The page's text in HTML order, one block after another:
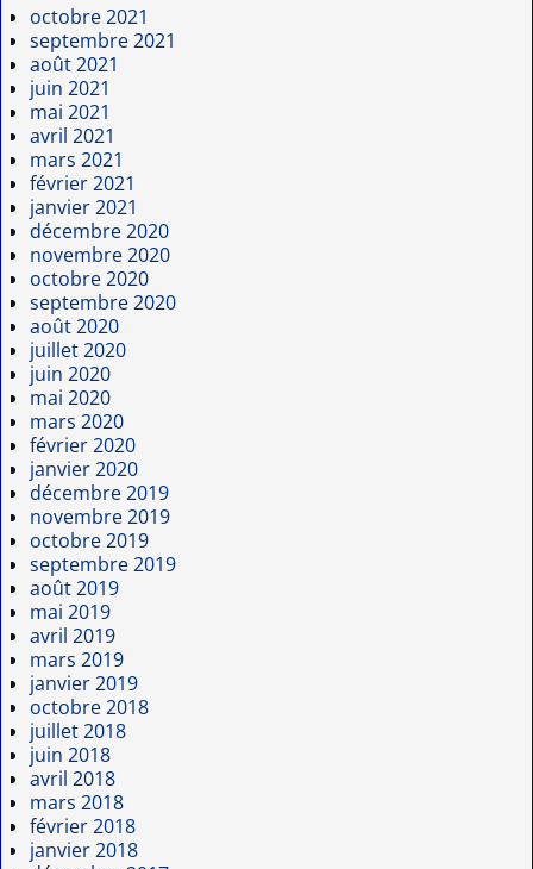
octobre 2021
septembre 2021
août 2021
juin 2021
mai 2021
avril 2021
mars 2021
février 2021
janvier 2021
décembre 2020
novembre 2020
octobre 2020
septembre 2020
août 2020
juillet 2020
juin 2020
mai 2020
mars 2020
février 2020
janvier 2020
décembre 2019
novembre 2019
octobre 2019
septembre 2019
août 2019
mai 2019
avril 2019
mars 2019
janvier 2019
octobre 2018
juillet 2018
juin 2018
avril 2018
mars 2018
février 2018
janvier 2018